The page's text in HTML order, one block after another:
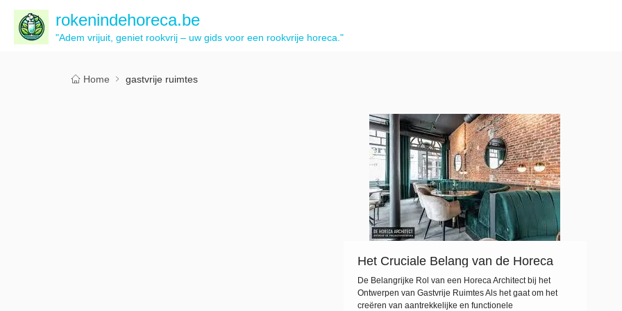
rokenindehoreca.be
"Adem vrijuit, geniet rookvrij – uw gids voor een rookvrije horeca."
Home gastvrije ruimtes
Het Cruciale Belang van de Horeca
Architect bij Gastvrije
Ruimteontwerpen
De Belangrijke Rol van een Horeca Architect bij het
Ontwerpen van Gastvrije Ruimtes Als het gaat om het
creëren van aantrekkelijke en functionele